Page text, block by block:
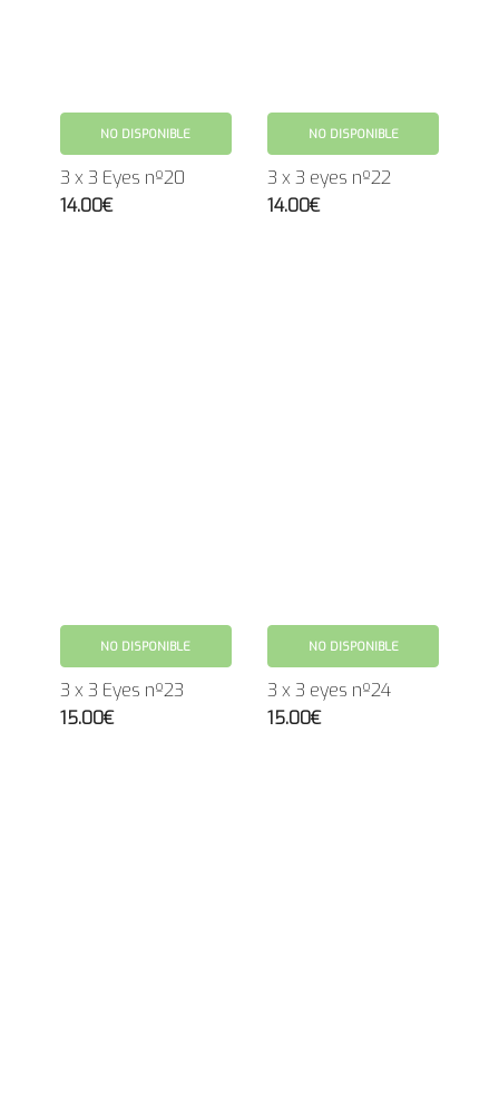
NO DISPONIBLE
3 x 3 Eyes nº20
14.00€
NO DISPONIBLE
3 x 3 eyes nº22
14.00€
NO DISPONIBLE
3 x 3 Eyes nº23
15.00€
NO DISPONIBLE
3 x 3 eyes nº24
15.00€